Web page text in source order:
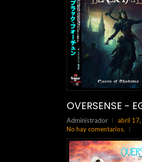
OVERSENSE -
Administrador abril
No hay comentarios.